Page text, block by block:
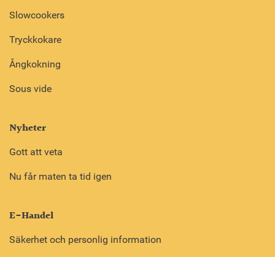
Slowcookers
Tryckkokare
Ångkokning
Sous vide
Nyheter
Gott att veta
Nu får maten ta tid igen
E-Handel
Säkerhet och personlig information